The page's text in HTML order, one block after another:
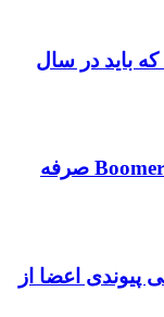
که باید در سال
چرا Millennials ها باید دو برابر Boomers صرفه
اعضا از